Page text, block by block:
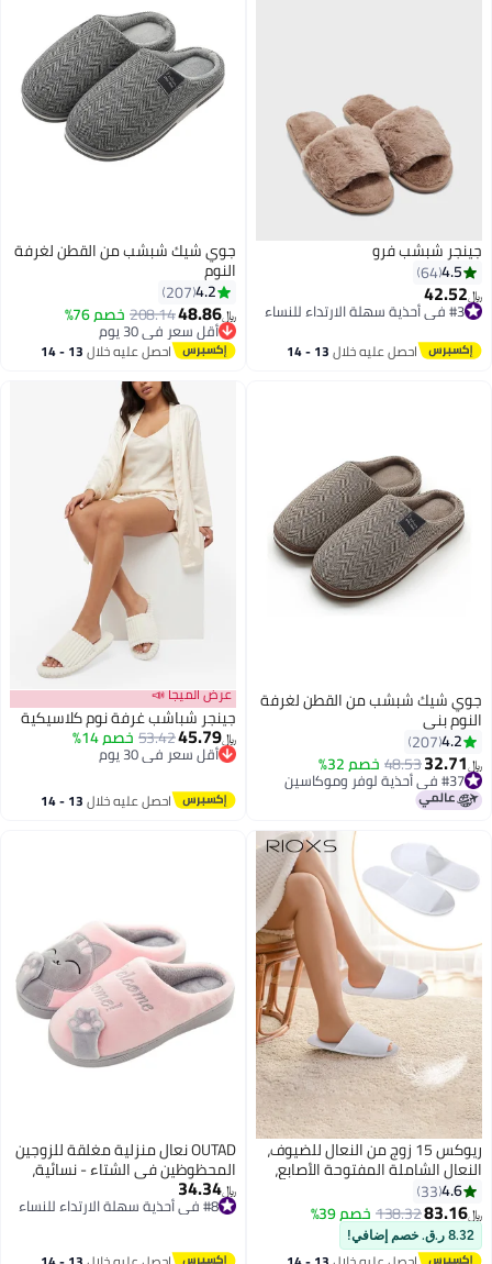
جينجر شبشب فرو
4.5
64
﷼‏42.52
#3 في أحذية سهلة الارتداء للنساء
احصل عليه خلال 13 - 14
جوي شيك شبشب من القطن لغرفة
النوم
4.2
207
﷼‏48.86
208.14خصم 76%
أقل سعر في 30 يوم
أقل سعر في 30 يوماحصل عليه خلال 13 - 14
جوي شيك شبشب من القطن لغرفة
النوم بني
4.2
207
﷼‏ 32.71
48.53خصم 32%
#37 في أحذية لوفر وموكاسين
#37 في أحذية لوفر وموكاسين
عرض الميجا 📣
جينجر شباشب غرفة نوم كلاسيكية
﷼‏45.79
53.42خصم 14%
أقل سعر في 30 يوم
أقل سعر في 30 يوم
احصل عليه خلال 13 - 14
ريوكس 15 زوج من النعال للضيوف،
النعال الشاملة المفتوحة الأصابع،
النعال في فندق بالجملة
يونيسكس، النعال غير المنزلقة
للرجال والنساء، النعال الفكاهة
البيضاء، النعال المريح المنزلق
4.6
33
﷼‏83.16
138.32خصم 39%
8.32 ر.ق. خصم إضافي!
OUTAD نعال منزلية مغلقة للزوجين
المحظوظين في الشتاء - نسائية،
دافئة وناعمة، مضادة للانزلاق،
أحذية داخلية لغرفة النوم باللونين
﷼‏34.34
#8 في أحذية سهلة الارتداء للنساء